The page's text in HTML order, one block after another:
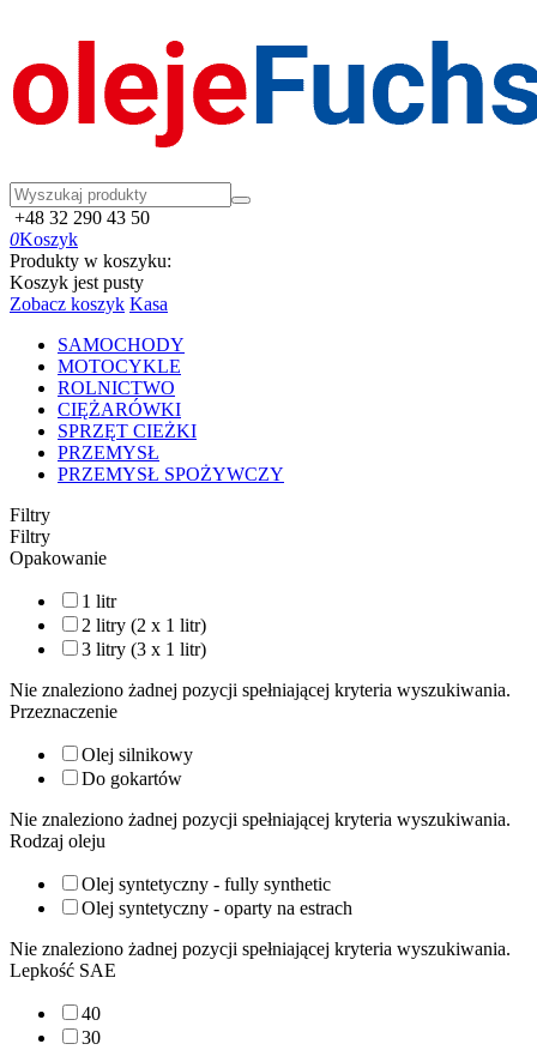
+48 32 290 43 50
0Koszyk
Produkty w koszyku:
Koszyk jest pusty
Zobacz koszyk Kasa
SAMOCHODY
MOTOCYKLE
ROLNICTWO
CIĘŻARÓWKI
SPRZĘT CIEŻKI
PRZEMYSŁ
PRZEMYSŁ SPOŻYWCZY
Filtry
Filtry
Opakowanie
1 litr
2 litry (2 x 1 litr)
3 litry (3 x 1 litr)
Nie znaleziono żadnej pozycji spełniającej kryteria wyszukiwania.
Przeznaczenie
Olej silnikowy
Do gokartów
Nie znaleziono żadnej pozycji spełniającej kryteria wyszukiwania.
Rodzaj oleju
Olej syntetyczny - fully synthetic
Olej syntetyczny - oparty na estrach
Nie znaleziono żadnej pozycji spełniającej kryteria wyszukiwania.
Lepkość SAE
40
30